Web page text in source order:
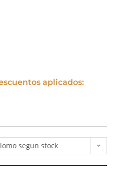
aplicados:
segun stock